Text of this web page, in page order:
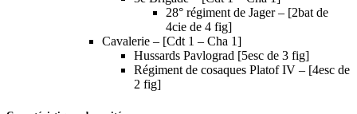
28° régiment de Jager – [2bat de
4cie de 4 fig]
Cavalerie – [Cdt 1 – Cha 1]
Hussards Pavlograd [5esc de 3 fig]
Régiment de cosaques Platof IV – [4esc de
2 fig]